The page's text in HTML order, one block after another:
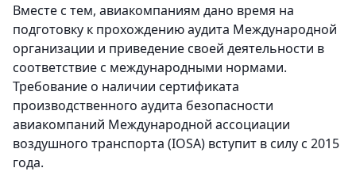
Вместе с тем, авиакомпаниям дано время на
подготовку к прохождению аудита Международной
организации и приведение своей деятельности в
соответствие с международными нормами.
Требование о наличии сертификата
производственного аудита безопасности
авиакомпаний Международной ассоциации
воздушного транспорта (IOSA) вступит в силу с 2015
года.